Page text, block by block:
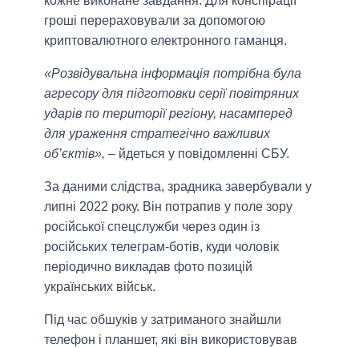
гроші перераховували за допомогою
криптовалютного електронного гаманця.
«Розвідувальна інформація потрібна була
агресору для підготовки серії повітряних
ударів по території регіону, насамперед
для ураження стратегічно важливих
об’єктів», – йдеться у повідомленні СБУ.
За даними слідства, зрадника завербували у
липні 2022 року. Він потрапив у поле зору
російської спецслужби через один із
російських телеграм-ботів, куди чоловік
періодично викладав фото позицій
українських військ.
Під час обшуків у затриманого знайшли
телефон і планшет, які він використовував